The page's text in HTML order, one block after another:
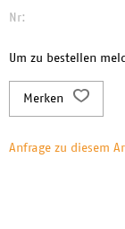
Nr:
Um zu bestellen
Merken
Anfrage zu diesem